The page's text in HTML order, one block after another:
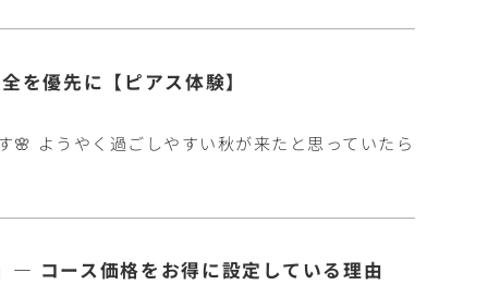
を優先に【ピアス体験】
ようやく過ごしやすい秋が来たと思っていたら
― コース価格をお得に設定している理由